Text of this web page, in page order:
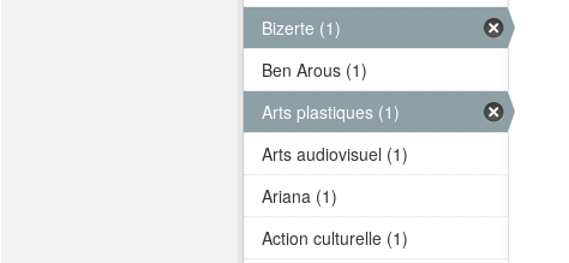
Bizerte (1)
Ben Arous (1)
Arts plastiques (1)
Arts audiovisuel (1)
Ariana (1)
Action culturelle (1)